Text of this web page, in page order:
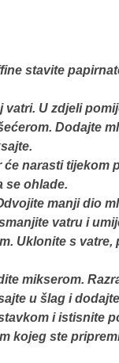
stavite
U zdjeli
Dodajte
narasti tijekom
se ohlade.
manji dio
vatru i
Uklonite s vatre,
mikserom.
u šlag i
i istisnite
kojeg ste